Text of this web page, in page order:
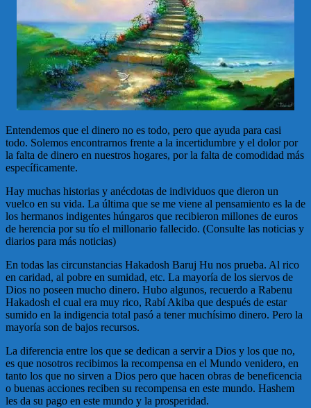
Entendemos que el dinero no es todo, pero que ayuda para casi
todo. Solemos encontrarnos frente a la incertidumbre y el dolor por
la falta de dinero en nuestros hogares, por la falta de comodidad más
específicamente.
Hay muchas historias y anécdotas de individuos que dieron un
vuelco en su vida. La última que se me viene al pensamiento es la de
los hermanos indigentes húngaros que recibieron millones de euros
de herencia por su tío el millonario fallecido. (Consulte las noticias y
diarios para más noticias)
En todas las circunstancias Hakadosh Baruj Hu nos prueba. Al rico
en caridad, al pobre en sumidad, etc. La mayoría de los siervos de
Dios no poseen mucho dinero. Hubo algunos, recuerdo a Rabenu
Hakadosh el cual era muy rico, Rabí Akiba que después de estar
sumido en la indigencia total pasó a tener muchísimo dinero. Pero la
mayoría son de bajos recursos.
La diferencia entre los que se dedican a servir a Dios y los que no,
es que nosotros recibimos la recompensa en el Mundo venidero, en
tanto los que no sirven a Dios pero que hacen obras de beneficencia
o buenas acciones reciben su recompensa en este mundo. Hashem
les da su pago en este mundo y la prosperidad.